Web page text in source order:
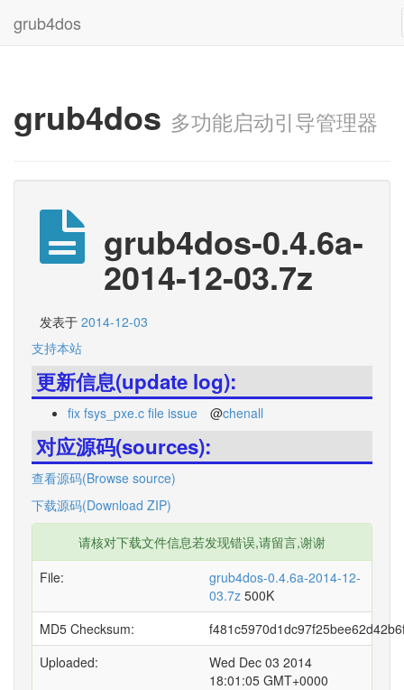
grub4dos
grub4dos 多功能启动引导管理器
grub4dos-0.4.6a-
2014-12-03.7z
发表于 2014-12-03
支持本站
更新信息(update log):
fix fsys_pxe.c file issue @chenall
对应源码(sources):
查看源码(Browse source)
下载源码(Download ZIP)
请核对下载文件信息若发现错误,请留言,谢谢
File:
grub4dos-0.4.6a-2014-12-
03.7z 500K
MD5 Checksum:
Uploaded:
Wed Dec 03 2014
18:01:05 GMT+0000